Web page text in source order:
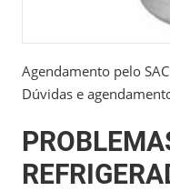
Agendamento pelo
Dúvidas e